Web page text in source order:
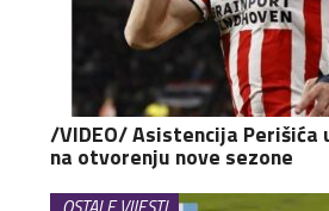
/VIDEO/ Asistencija Perišića
na otvorenju nove sezone